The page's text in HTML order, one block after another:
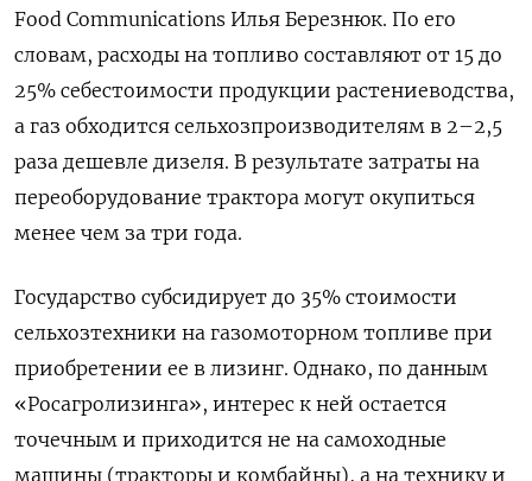
Food Communications Илья Березнюк. По его
словам, расходы на топливо составляют от 15 до
25% себестоимости продукции растениеводства,
а газ обходится сельхозпроизводителям в 2–2,5
раза дешевле дизеля. В результате затраты на
переоборудование трактора могут окупиться
менее чем за три года.
Государство субсидирует до 35% стоимости
сельхозтехники на газомоторном топливе при
приобретении ее в лизинг. Однако, по данным
«Росагролизинга», интерес к ней остается
точечным и приходится не на самоходные
машины (тракторы и комбайны), а на технику и